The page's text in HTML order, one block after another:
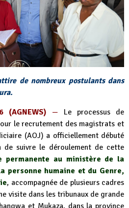
de nombreux postulants dans
(AGNEWS) — Le processus de
le recrutement des magistrats et
(AOJ) a officiellement débuté
de suivre le déroulement de cette
permanente au ministère de la
personne humaine et du Genre,
, accompagnée de plusieurs cadres
visite dans les tribunaux de grande